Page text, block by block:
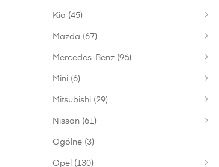
Kia (45)
Mazda (67)
Mercedes-Benz (96)
Mini (6)
Mitsubishi (29)
Nissan (61)
Ogólne (3)
Opel (130)